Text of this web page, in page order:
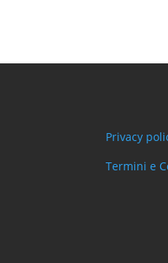
Privacy
Termini e